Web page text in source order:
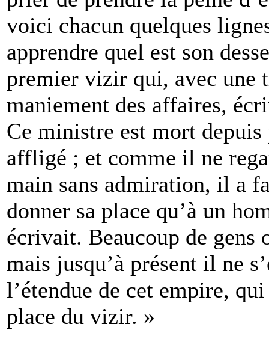
voici chacun quelques
apprendre quel est son
premier vizir qui, avec une
maniement des affaires,
Ce ministre est mort
affligé ; et comme il ne
main sans admiration, il a
donner sa place qu’à un
écrivait. Beaucoup de gens
mais jusqu’à présent il ne
l’étendue de cet empire,
place du vizir. »